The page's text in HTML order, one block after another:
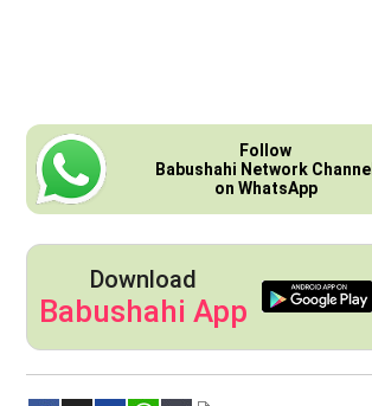
Follow
Babushahi Network Channel
on WhatsApp
Download
Babushahi App